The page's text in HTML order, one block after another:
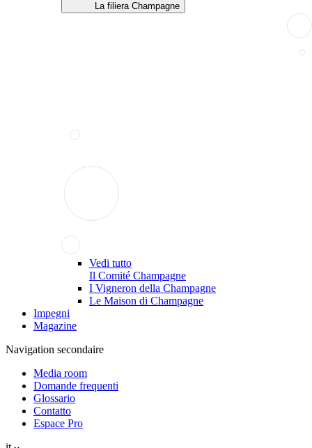
La filiera Champagne
Vedi tutto
Il Comité Champagne
I Vigneron della Champagne
Le Maison di Champagne
Impegni
Magazine
Navigation secondaire
Media room
Domande frequenti
Glossario
Contatto
Espace Pro